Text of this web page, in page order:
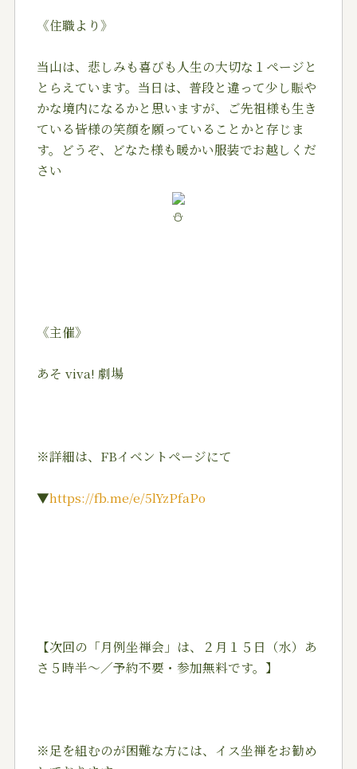
《住職より》
当山は、悲しみも喜びも人生の大切な１ページと
とらえています。当日は、普段と違って少し賑や
かな境内になるかと思いますが、ご先祖様も生き
ている皆様の笑顔を願っていることかと存じま
す。どうぞ、どなた様も暖かい服装でお越しくだ
さい
《主催》
あそ viva! 劇場
※詳細は、FBイベントページにて
▼https://fb.me/e/5lYzPfaPo
【次回の「月例坐禅会」は、２月１５日（水）あ
さ５時半～／予約不要・参加無料です。】
※足を組むのが困難な方には、イス坐禅をお勧め